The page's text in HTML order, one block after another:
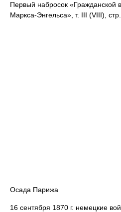
Первый набросок «Гражданской
Маркса-Энгельса», т. III (VIII),
Осада Парижа
16 сентября 1870 г. немецкие